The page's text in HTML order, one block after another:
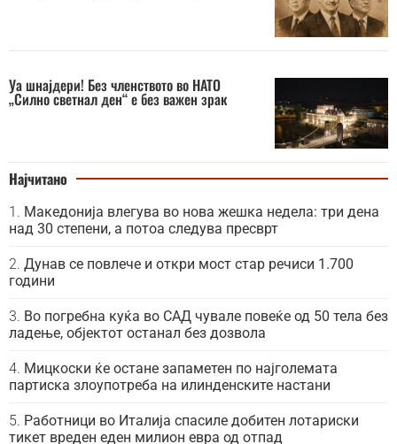
Уа шнајдери! Без членството во НАТО
„Силно светнал ден“ е без важен зрак
Најчитано
Македонија влегува во нова жешка недела: три дена
над 30 степени, а потоа следува пресврт
Дунав се повлече и откри мост стар речиси 1.700
години
Во погребна куќа во САД чувале повеќе од 50 тела без
ладење, објектот останал без дозвола
Мицкоски ќе остане запаметен по најголемата
партиска злоупотреба на илинденските настани
Работници во Италија спасиле добитен лотариски
тикет вреден еден милион евра од отпад